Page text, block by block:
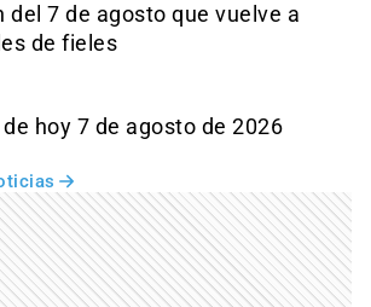
del 7 de agosto que vuelve a
de fieles
hoy 7 de agosto de 2026